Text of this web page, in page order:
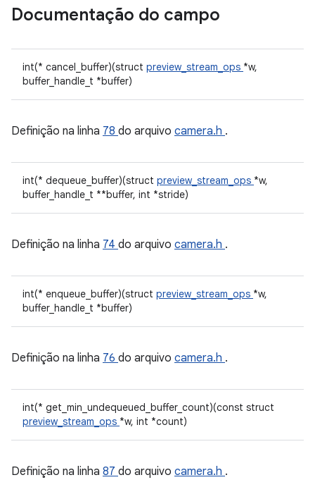
Documentação do campo
int(* cancel_buffer)(struct preview_stream_ops *w,
buffer_handle_t *buffer)
Definição na linha 78 do arquivo camera.h .
int(* dequeue_buffer)(struct preview_stream_ops *w,
buffer_handle_t **buffer, int *stride)
Definição na linha 74 do arquivo camera.h .
int(* enqueue_buffer)(struct preview_stream_ops *w,
buffer_handle_t *buffer)
Definição na linha 76 do arquivo camera.h .
int(* get_min_undequeued_buffer_count)(const struct
preview_stream_ops *w, int *count)
Definição na linha 87 do arquivo camera.h .